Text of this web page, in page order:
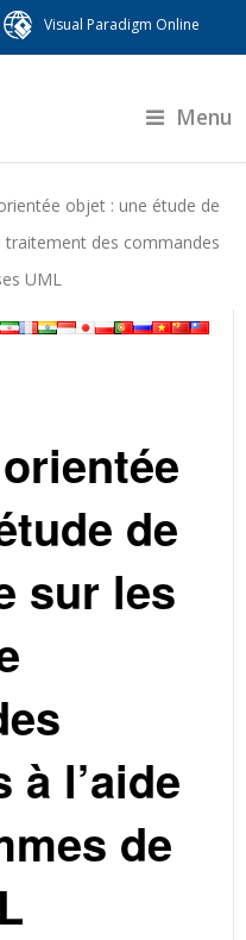
Visual Paradigm Online
Menu
objet : une étude de
traitement des commandes
UML
de
sur les
à l’aide
de